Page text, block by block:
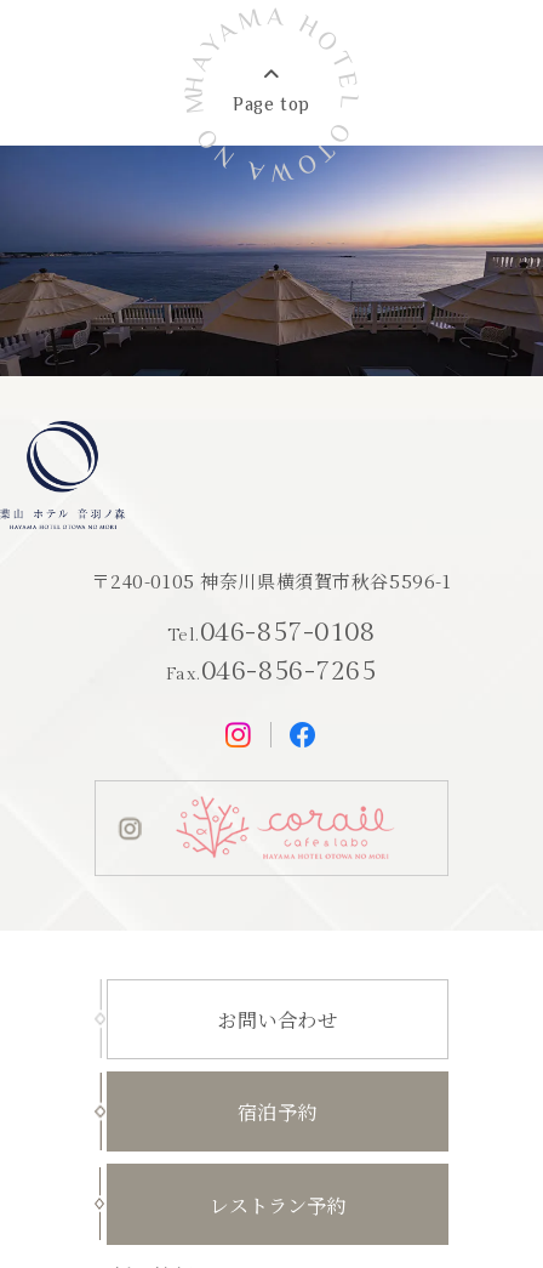
Page top
HAYAMA HOTEL OTOWA NO MORI
〒240-0105 神奈川県横須賀市秋谷5596-1
Tel.046-857-0108
Fax.046-856-7265
宿泊予約
レストラン予約
お問い合わせ